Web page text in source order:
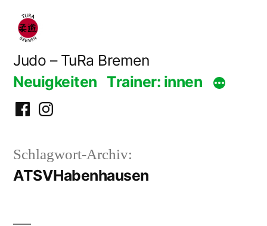
Zum
Inhalt
springen
Judo – TuRa Bremen
Neuigkeiten Trainer: innen
FacebookInstagram
Schlagwort-Archiv:
ATSVHabenhausen